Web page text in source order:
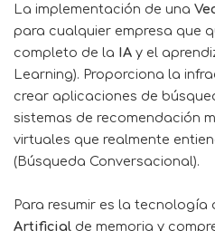
La implementación de una
para cualquier empresa que
completo de la
IA y el
Learning). Proporciona la
crear aplicaciones de
sistemas de recomendación
virtuales que realmente
(Búsqueda Conversacional).
Para resumir es la tecnología
Artificial de memoria y